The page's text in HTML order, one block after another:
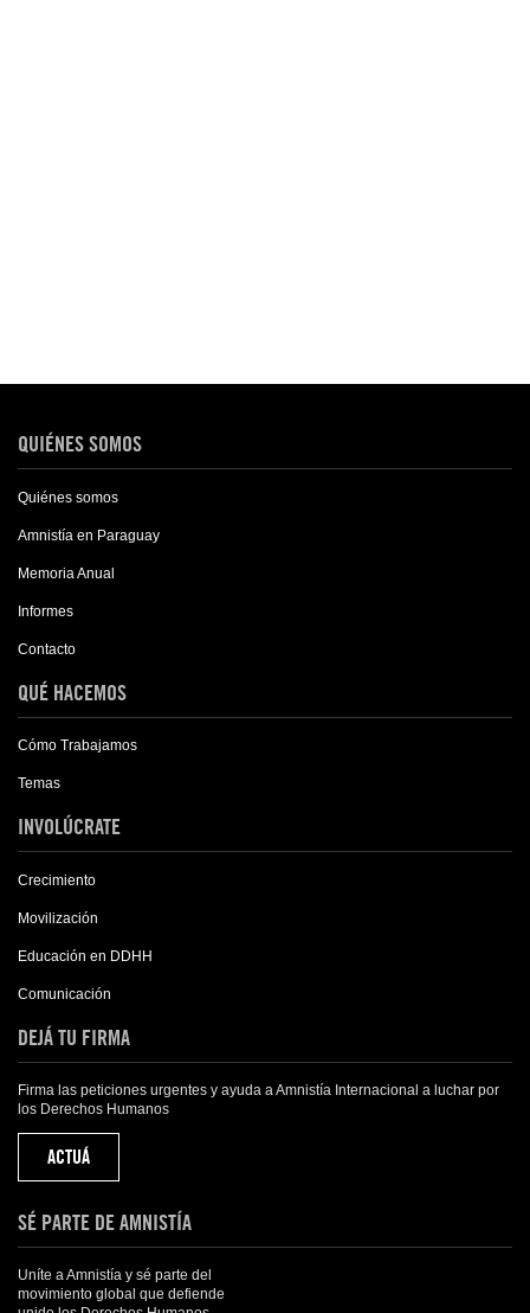
QUIÉNES SOMOS
Quiénes somos
Amnistía en Paraguay
Memoria Anual
Informes
Contacto
QUÉ HACEMOS
Cómo Trabajamos
Temas
INVOLÚCRATE
Crecimiento
Movilización
Educación en DDHH
Comunicación
DEJÁ TU FIRMA
Firma las peticiones urgentes y ayuda a Amnistía Internacional a luchar por
los Derechos Humanos
ACTUÁ
SÉ PARTE DE AMNISTÍA
Uníte a Amnistía y sé parte del
movimiento global que defiende